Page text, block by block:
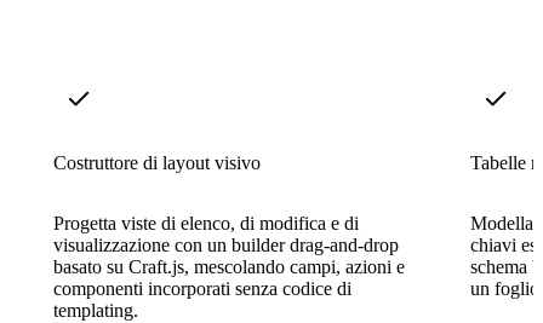
Costruttore di layout visivo
Progetta viste di elenco, di modifica e di
visualizzazione con un builder drag-and-drop
basato su Craft.js, mescolando campi, azioni e
componenti incorporati senza codice di
templating.
Tabelle
Modella
chiavi
schema
un foglio